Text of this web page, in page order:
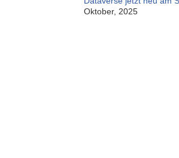
Oktober, 2025